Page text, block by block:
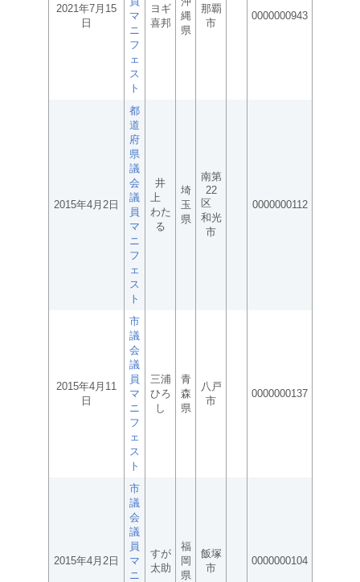
2021年7月15
日
マ
ニ
フ
ェ
ス
ト
ヨギ
喜邦
縄
県
那覇
市
0000000943
2015年4月2日
都
道
府
県
議
会
議
員
マ
ニ
フ
ェ
ス
ト
井
上
わた
る
埼
玉
県
南第
22
区
和光
市
0000000112
2015年4月11
日
市
議
会
議
員
マ
ニ
フ
ェ
ス
ト
三浦
ひろ
し
青
森
県
八戸
市
0000000137
2015年4月2日
市
議
会
議
員
マ
ニ
すが
太助
福
岡
県
飯塚
市
0000000104